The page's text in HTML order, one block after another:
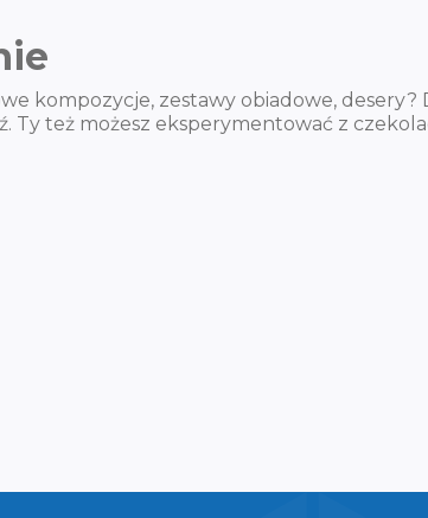
kompozycje, zestawy obiadowe, desery?
Ty też możesz eksperymentować z